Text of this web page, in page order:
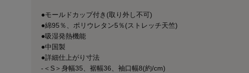
●モールドカップ付き(取り外し不可)
●綿95％、ポリウレタン5％(ストレッチ天竺)
●吸湿発熱機能
●中国製
●詳細仕上がり寸法
-＜S＞身幅35、裾幅36、袖口幅8(約/cm)